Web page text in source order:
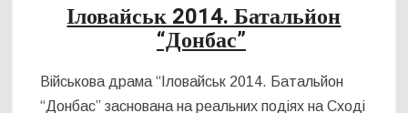
Іловайськ 2014. Батальйон
“Донбас”
Військова драма “Іловайськ 2014. Батальйон
“Донбас” заснована на реальних подіях на Сході